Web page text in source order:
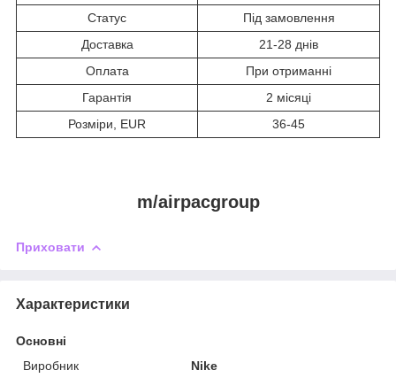
Статус
Під замовлення
Доставка
21-28 днів
Оплата
При отриманні
Гарантія
2 місяці
Розміри, EUR
36-45
m/airpacgroup
Приховати
Характеристики
Основні
Виробник
Nike